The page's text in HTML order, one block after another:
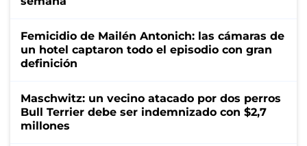
Femicidio de Mailén Antonich: las cámaras de
un hotel captaron todo el episodio con gran
definición
Maschwitz: un vecino atacado por dos perros
Bull Terrier debe ser indemnizado con $2,7
millones